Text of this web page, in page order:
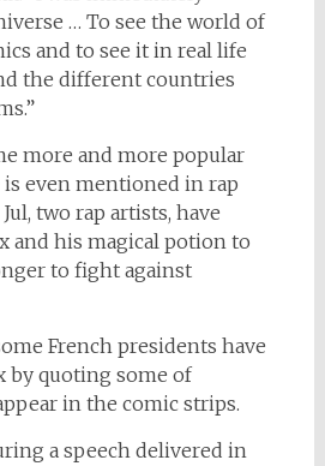
… To see the world of
and to see it in real life
the different countries
more and more popular
is even mentioned in rap
two rap artists, have
and his magical potion to
to fight against
French presidents have
by quoting some of
in the comic strips.
a speech delivered in